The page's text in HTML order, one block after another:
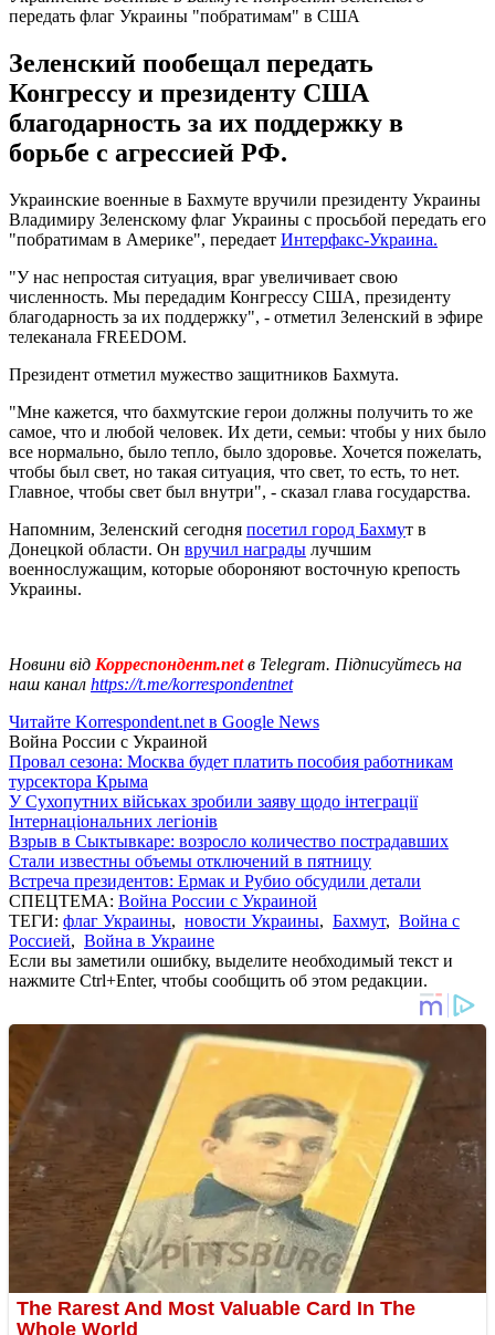
передать флаг Украины "побратимам" в США
Зеленский пообещал передать
Конгрессу и президенту США
благодарность за их поддержку в
борьбе с агрессией РФ.
Украинские военные в Бахмуте вручили президенту Украины
Владимиру Зеленскому флаг Украины с просьбой передать его
"побратимам в Америке", передает Интерфакс-Украина.
"У нас непростая ситуация, враг увеличивает свою
численность. Мы передадим Конгрессу США, президенту
благодарность за их поддержку", - отметил Зеленский в эфире
телеканала FREEDOM.
Президент отметил мужество защитников Бахмута.
"Мне кажется, что бахмутские герои должны получить то же
самое, что и любой человек. Их дети, семьи: чтобы у них было
все нормально, было тепло, было здоровье. Хочется пожелать,
чтобы был свет, но такая ситуация, что свет, то есть, то нет.
Главное, чтобы свет был внутри", - сказал глава государства.
Напомним, Зеленский сегодня посетил город Бахмут в
Донецкой области. Он вручил награды лучшим
военнослужащим, которые обороняют восточную крепость
Украины.
Новини від Корреспондент.netв Telegram. Підписуйтесь на
наш канал https://t.me/korrespondentnet
Читайте Korrespondent.net в Google News
Война России с Украиной
Провал сезона: Москва будет платить пособия работникам
турсектора Крыма
У Сухопутних військах зробили заяву щодо інтеграції
Інтернаціональних легіонів
Взрыв в Сыктывкаре: возросло количество пострадавших
Стали известны объемы отключений в пятницу
Встреча президентов: Ермак и Рубио обсудили детали
СПЕЦТЕМА: Война России с Украиной
ТЕГИ: флаг Украины, новости Украины, Бахмут, Война с
Россией, Война в Украине
Если вы заметили ошибку, выделите необходимый текст и
нажмите Ctrl+Enter, чтобы сообщить об этом редакции.